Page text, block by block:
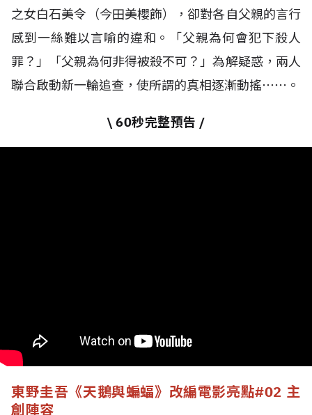
之女白石美令（今田美櫻飾），卻對各自父親的言行
感到一絲難以言喻的違和。「父親為何會犯下殺人
罪？」「父親為何非得被殺不可？」為解疑惑，兩人
聯合啟動新一輪追查，使所謂的真相逐漸動搖⋯⋯。
\ 60秒完整預告 /
東野圭吾《天鵝與蝙蝠》改編電影亮點#02 主
創陣容